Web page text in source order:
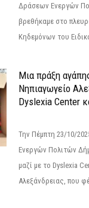
Δράσεων Ενεργών
βρεθήκαμε στο
Κηδεμόνων του
Μια πράξη
Νηπιαγωγείο
Dyslexia Center
Την Πέμπτη 23/10/
Ενεργών Πολιτών
μαζί με το Dyslexia
Αλεξάνδρειας, που